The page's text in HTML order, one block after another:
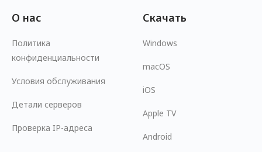
О нас
Политика
конфиденциальности
Условия обслуживания
Детали серверов
Проверка IP-адреса
Скачать
Windows
macOS
iOS
Apple TV
Android